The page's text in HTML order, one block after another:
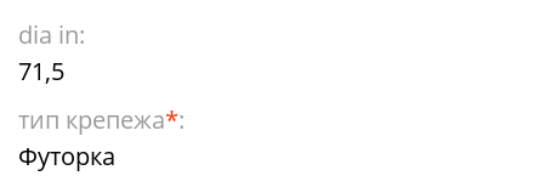
dia in:
71,5
тип крепежа*:
Футорка